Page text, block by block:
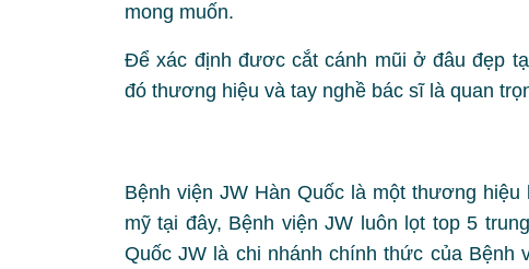
mong muốn.
Để xác định đươc cắt cánh mũi ở đâu đẹp
đó thương hiệu và tay nghề bác sĩ là quan
Bệnh viện JW Hàn Quốc là một thương
mỹ tại đây, Bệnh viện JW luôn lọt top 5
Quốc JW là chi nhánh chính thức của Bệnh